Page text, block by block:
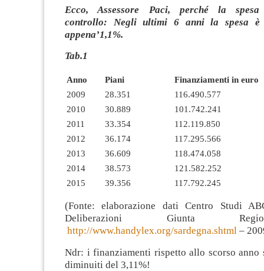
Ecco, Assessore Paci, perché la
controllo: Negli ultimi 6 anni la spesa è
appena’1,1%.
Tab.1
Anno Piani
Finanziamenti in euro
2009
28.351
116.490.577
2010
30.889
101.742.241
2011
33.354
112.119.850
2012
36.174
117.295.566
2013
36.609
118.474.058
2014
38.573
121.582.252
2015
39.356 117.792.245
(Fonte: elaborazione dati Centro Studi
Deliberazioni Giunta
http://www.handylex.org/sardegna.shtml –
Ndr: i finanziamenti rispetto allo scorso anno
diminuiti del 3,11%!